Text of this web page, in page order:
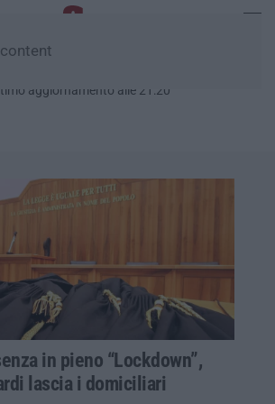
aggiornamento alle 21:20
in pieno “Lockdown”,
lascia i domiciliari